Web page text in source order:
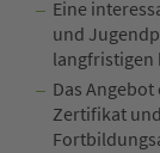
Eine
und
langfristigen
Das
Zertifikat